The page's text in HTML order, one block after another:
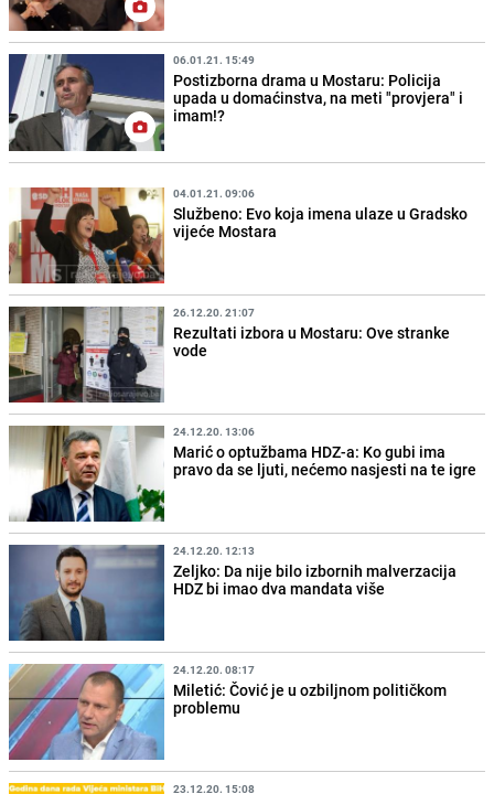
06.01.21. 15:49
Postizborna drama u Mostaru: Policija
upada u domaćinstva, na meti "provjera" i
imam!?
04.01.21. 09:06
Službeno: Evo koja imena ulaze u Gradsko
vijeće Mostara
26.12.20. 21:07
Rezultati izbora u Mostaru: Ove stranke
vode
24.12.20. 13:06
Marić o optužbama HDZ-a: Ko gubi ima
pravo da se ljuti, nećemo nasjesti na te igre
24.12.20. 12:13
Zeljko: Da nije bilo izbornih malverzacija
HDZ bi imao dva mandata više
24.12.20. 08:17
Miletić: Čović je u ozbiljnom političkom
problemu
23.12.20. 15:08